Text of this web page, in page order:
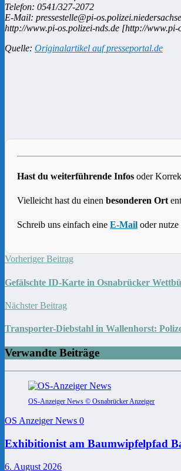
Telefon: 0541/327-2072
E-Mail: pressestelle@pi-
http://www.pi-os.polizei-nds.de [http://www.pi-
Quelle: Originalartikel auf presseportal.de
Hast du weiterführende Infos oder
Vielleicht hast du einen besonderen Ort
Schreib uns einfach eine E-Mail oder nutze
Vorheriger Beitrag
Gefälschte ID-Karte in Osnabrücker
Nächster Beitrag
Transporter-Diebstahl in Wallenhorst:
Verwandte Beiträge
OS-Anzeiger News © Osnabrücker Anzeiger
OS Anzeiger News 0
Exhibitionist am Baumwipfelpfad
6. August 2026